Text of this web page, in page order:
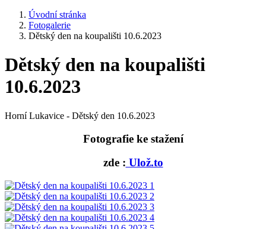
Úvodní stránka
Fotogalerie
Dětský den na koupališti 10.6.2023
Dětský den na koupališti
10.6.2023
Horní Lukavice - Dětský den 10.6.2023
Fotografie ke stažení
zde : Ulož.to